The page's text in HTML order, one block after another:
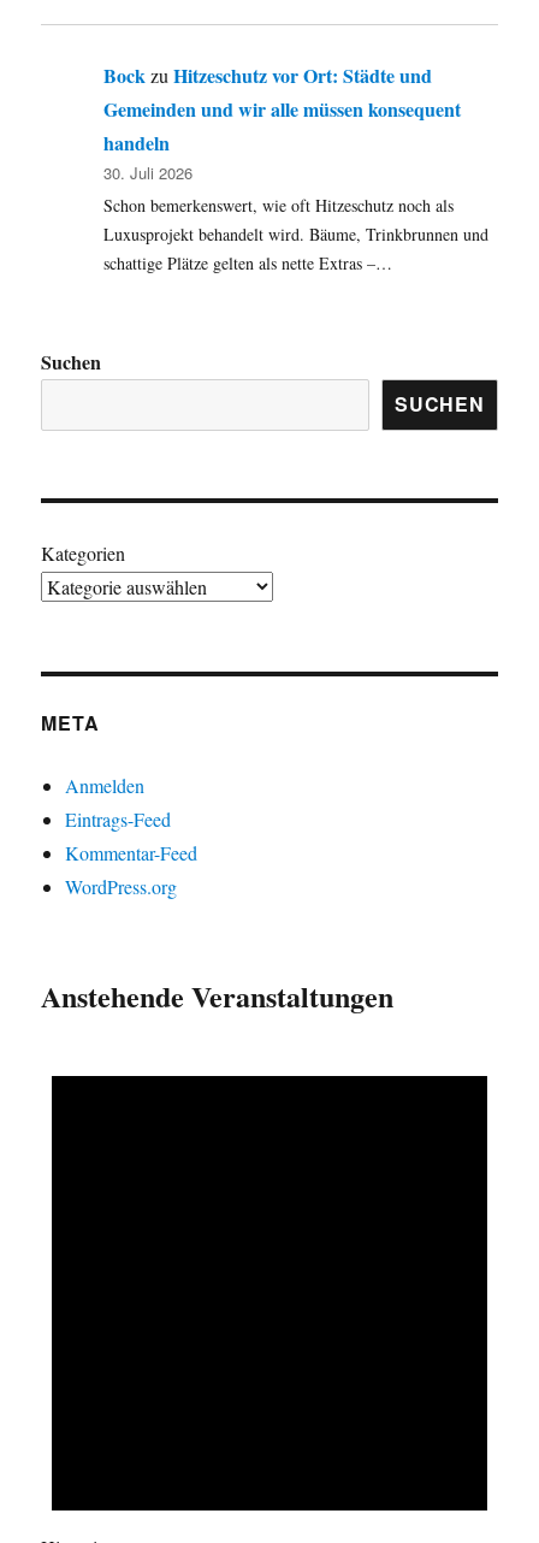
Bock zuHitzeschutz vor Ort: Städte und
Gemeinden und wir alle müssen konsequent
handeln
30. Juli 2026
Schon bemerkenswert, wie oft Hitzeschutz noch als
Luxusprojekt behandelt wird. Bäume, Trinkbrunnen und
schattige Plätze gelten als nette Extras –…
Suchen
SUCHEN
Kategorien
META
Anmelden
Eintrags-Feed
Kommentar-Feed
WordPress.org
Anstehende Veranstaltungen